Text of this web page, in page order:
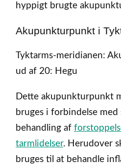
hyppigt brugte
Akupunkturpunkt i
Tyktarms-meridianen:
ud af 20: Hegu
Dette akupunkturpunkt
bruges i forbindelse
behandling af
tarmlidelser. Herudover
bruges til at behandle